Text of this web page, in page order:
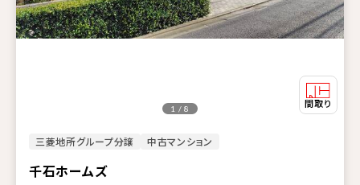
三菱地所グループ分譲 中古マンション
千石ホームズ
1 / 8